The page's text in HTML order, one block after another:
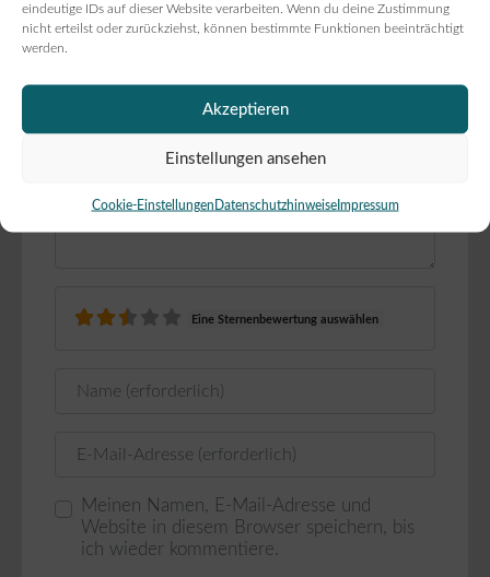
eindeutige IDs auf dieser Website verarbeiten. Wenn du deine Zustimmung
nicht erteilst oder zurückziehst, können bestimmte Funktionen beeinträchtigt
werden.
Akzeptieren
Einstellungen ansehen
Cookie-Einstellungen DatenschutzhinweiseImpressum
Rezensionstext
Eine Sternenbewertung auswählen
Meinen Namen, E-Mail-Adresse und
Website in diesem Browser speichern, bis
ich wieder kommentiere.